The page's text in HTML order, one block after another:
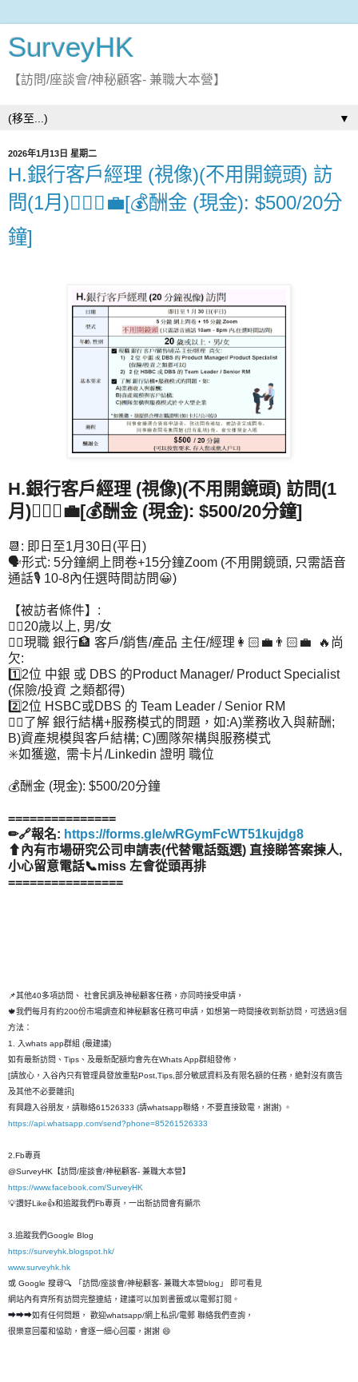
SurveyHK
【訪問/座談會/神秘顧客- 兼職大本營】
▼
2026年1月13日 星期二
H.銀行客戶經理 (視像)(不用開鏡頭) 訪
問(1月)👩🏻‍⚖️💼[💰酬金 (現金): $500/20分
鐘]
H.銀行客戶經理 (視像)(不用開鏡頭) 訪問(1
月)👩🏻‍⚖️💼[💰酬金 (現金): $500/20分鐘]
📆: 即日至1月30日(平日)
🗣️形式: 5分鐘網上問卷+15分鐘Zoom (不用開鏡頭, 只需語音
通話🎙️ 10-8內任選時間訪問😀)
【被訪者條件】:
👉🏻20歲以上, 男/女
👉🏻現職 銀行🏦 客戶/銷售/產品 主任/經理👩🏻‍💼👨🏻‍💼 🔥尚
欠:
1️⃣2位 中銀 或 DBS 的Product Manager/ Product Specialist
(保險/投資 之類都得)
2️⃣2位 HSBC或DBS 的 Team Leader / Senior RM
👉🏻了解 銀行結構+服務模式的問題，如:A)業務收入與薪酬;
B)資產規模與客戶結構; C)圑隊架構與服務模式
✳️如獲邀, 需卡片/Linkedin 證明 職位
💰酬金 (現金): $500/20分鐘
===============
✏🔗報名: https://forms.gle/wRGymFcWT51kujdg8
⬆內有市場研究公司申請表(代替電話甄選) 直接睇答案揀人,
小心留意電話📞miss 左會從頭再排
================
📌其他40多項訪問、 社會民調及神秘顧客任務，亦同時接受申請，
🍁我們每月有約200份市場調查和神秘顧客任務可申請，如想第一時間接收到新訪問，可透過3個
方法：
1. 入whats app群組 (最建議)
如有最新訪問、Tips、及最新配額均會先在Whats App群組發佈，
[請放心，入谷內只有管理員發放重點Post,Tips,部分敏感資料及有限名額的任務，絶對沒有廣告
及其他不必要雜訊]
有興趣入谷朋友，請聯絡61526333 (請whatsapp聯絡，不要直接致電，謝謝) 。
https://api.whatsapp.com/send?phone=85261526333
2.Fb專頁
@SurveyHK【訪問/座談會/神秘顧客- 兼職大本營】
https://www.facebook.com/SurveyHK
💡讚好Like👍和追蹤我們Fb專頁，一出新訪問會有顯示
3.追蹤我們Google Blog
https://surveyhk.blogspot.hk/
www.surveyhk.hk
或 Google 搜尋🔍 「訪問/座談會/神秘顧客- 兼職大本營blog」 即可看見
網站內有齊所有訪問完整連結，建議可以加到書籤或以電郵訂閱。
➡➡➡如有任何問題， 歡迎whatsapp/網上私訊/電郵 聯絡我們查詢，
很樂意回覆和恊助，會逐一細心回覆，謝謝 😄